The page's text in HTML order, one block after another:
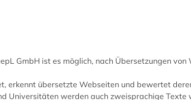
GmbH ist es möglich, nach Übersetzungen
erkennt übersetzte Webseiten und bewertet
Universitäten werden auch zweisprachige Texte